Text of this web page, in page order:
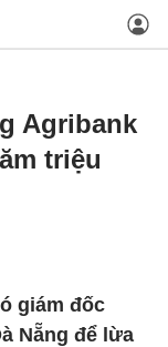
Agribank
triệu
giám đốc
Nẵng để lừa